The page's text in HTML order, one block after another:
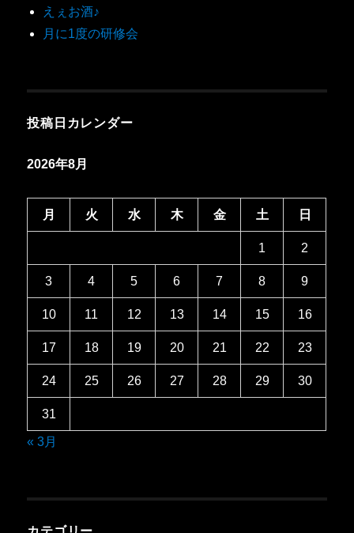
えぇお酒♪
月に1度の研修会
投稿日カレンダー
2026年8月
月 火 水 木 金 土 日
1 2
3 4 5 6 7 8 9
10 11 12 13 14 15 16
17 18 19 20 21 22 23
24 25 26 27 28 29 30
31
« 3月